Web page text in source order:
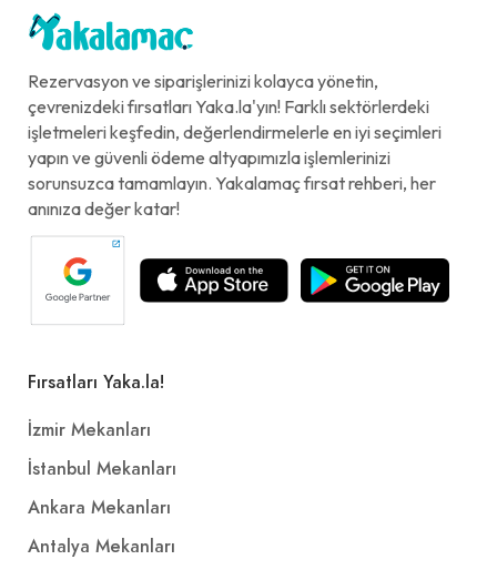
Rezervasyon ve siparişlerinizi kolayca yönetin,
çevrenizdeki fırsatları Yaka.la'yın! Farklı sektörlerdeki
işletmeleri keşfedin, değerlendirmelerle en iyi seçimleri
yapın ve güvenli ödeme altyapımızla işlemlerinizi
sorunsuzca tamamlayın. Yakalamaç fırsat rehberi, her
anınıza değer katar!
Fırsatları Yaka.la!
İzmir Mekanları
İstanbul Mekanları
Ankara Mekanları
Antalya Mekanları